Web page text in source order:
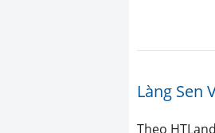
Làng Sen
Theo